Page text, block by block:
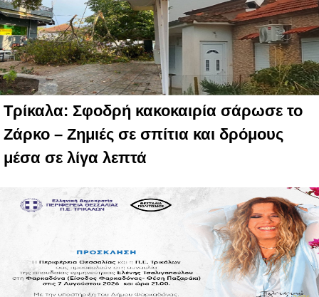
Τρίκαλα: Σφοδρή κακοκαιρία σάρωσε το
Ζάρκο – Ζημιές σε σπίτια και δρόμους
μέσα σε λίγα λεπτά